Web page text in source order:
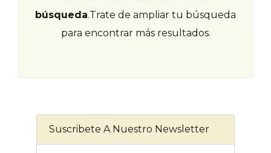
búsqueda.Trate de ampliar tu búsqueda
para encontrar más resultados.
Suscribete A Nuestro Newsletter